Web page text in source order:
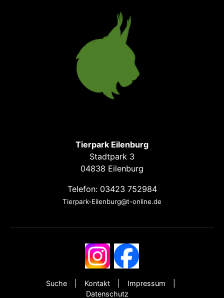
Tierpark Eilenburg
Stadtpark 3
04838 Eilenburg
Telefon: 03423 752984
Tierpark-Eilenburg@t-online.de
Suche Kontakt
Impressum
Datenschutz